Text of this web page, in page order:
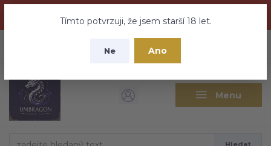
nebuďte vyděšeni zde najdete vše a ještě mnohem víc
Tímto potvrzuji, že jsem starší 18 let.
Ne Ano
Menu
CZK
Hledat